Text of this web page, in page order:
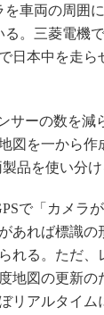
車両の周囲
。三菱電機
日本中を走
ーの数を減
図を一から
品を使い分け
で「カメラが
あれば標識
れる。ただ
地図の更新の
リアルタイム